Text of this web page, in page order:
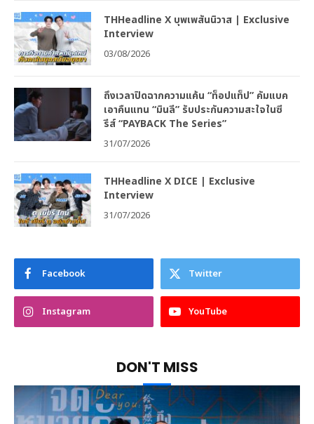
THHeadline X บุพเพสันนิวาส | Exclusive
Interview
03/08/2026
ถึงเวลาปิดฉากความแค้น “ท็อปแท็ป” คัมแบค
เอาคืนแทน “มินลี” รับประกันความสะใจในซี
รีส์ “PAYBACK The Series”
31/07/2026
THHeadline X DICE | Exclusive
Interview
31/07/2026
Facebook Twitter
Instagram YouTube
DON'T MISS